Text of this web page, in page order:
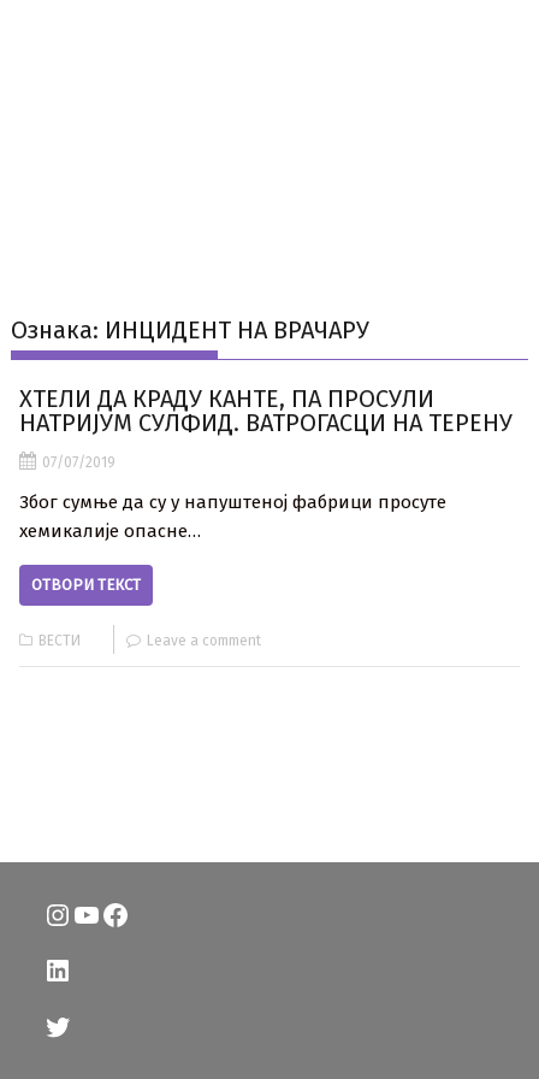
Ознака: ИНЦИДЕНТ НА ВРАЧАРУ
ХТЕЛИ ДА КРАДУ КАНТЕ, ПА ПРОСУЛИ
НАТРИЈУМ СУЛФИД. ВАТРОГАСЦИ НА ТЕРЕНУ
07/07/2019
Због сумње да су у напуштеној фабрици просуте
хемикалије опасне…
ОТВОРИ ТЕКСТ
ВЕСТИ Leave a comment
Instagram
YouTube
Facebook
LinkedIn
Twitter